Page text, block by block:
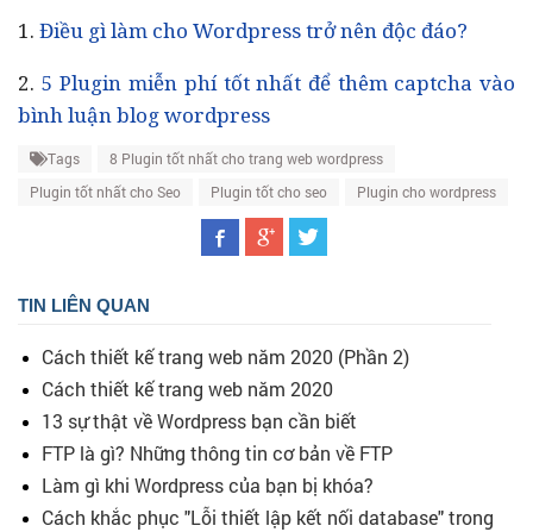
1. Điều gì làm cho Wordpress trở nên độc đáo?
2. 5 Plugin miễn phí tốt nhất để thêm captcha vào
bình luận blog wordpress
Tags
8 Plugin tốt nhất cho trang web wordpress
Plugin tốt nhất cho Seo
Plugin tốt cho seo Plugin cho wordpress
TIN LIÊN QUAN
Cách thiết kế trang web năm 2020 (Phần 2)
Cách thiết kế trang web năm 2020
13 sự thật về Wordpress bạn cần biết
FTP là gì? Những thông tin cơ bản về FTP
Làm gì khi Wordpress của bạn bị khóa?
Cách khắc phục "Lỗi thiết lập kết nối database" trong